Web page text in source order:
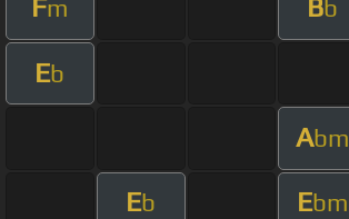
Fm Bb
Eb
Abm
Eb Ebm